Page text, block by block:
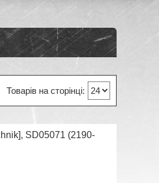
SD05071 (2190-